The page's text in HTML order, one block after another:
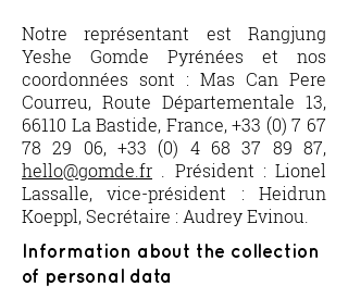
Notre représentant est Rangjung
Yeshe Gomde Pyrénées et nos
coordonnées sont : Mas Can Pere
Courreu, Route Départementale 13,
66110 La Bastide, France, +33 (0) 7 67
78 29 06, +33 (0) 4 68 37 89 87,
hello@gomde.fr . Président : Lionel
Lassalle, vice-président : Heidrun
Koeppl, Secrétaire : Audrey Evinou.
Information about the collection
of personal data